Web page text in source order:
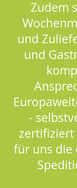
Zudem
und
und
-
für uns die